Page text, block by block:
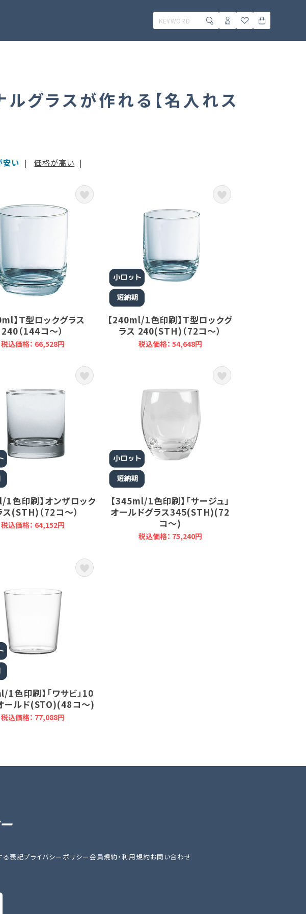
グラスが作れる【名入れス
安い | 価格が高い |
】Ｔ型ロックグラス
240（144コ～）
税込価格： 66,528円
【240ml/1色印刷】Ｔ型ロックグ
ラス 240(STH)（72コ～）
税込価格： 54,648円
1色印刷】オンザロック
ス(STH)（72コ～）
税込価格： 64,152円
【345ml/1色印刷】「サージュ」
オールドグラス345(STH)(72
コ～)
税込価格： 75,240円
1色印刷】「ワサビ」10
ールド(STO)(48コ～)
税込価格： 77,088円
る表記プライバシーポリシー会員規約・利用規約お問い合わせ